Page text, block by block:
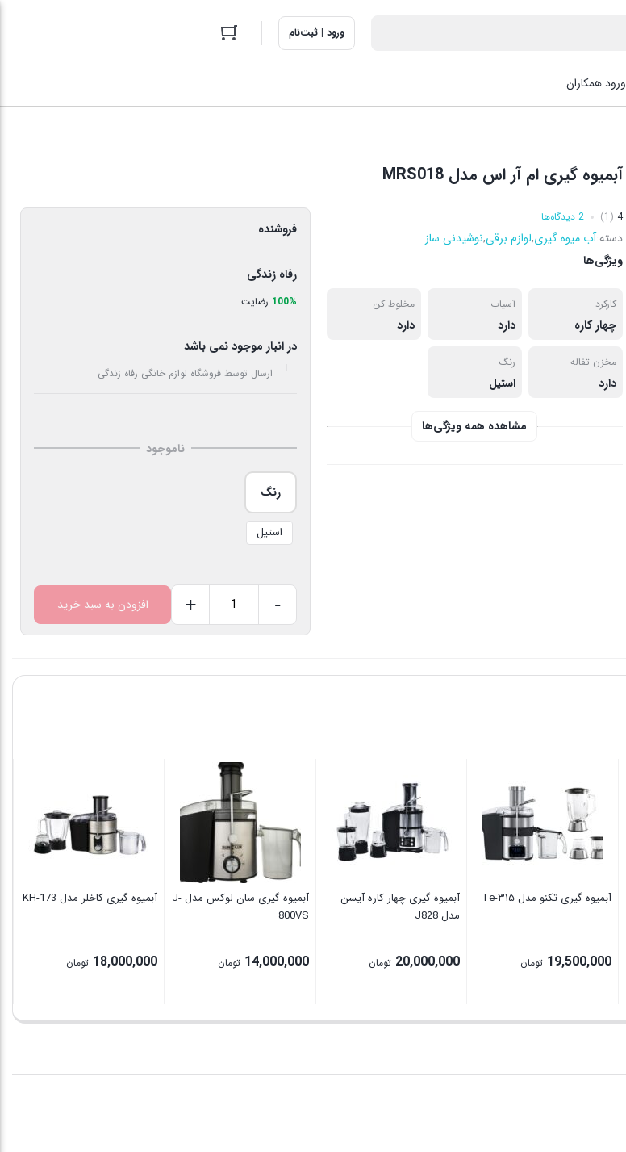
ورود | ثبت‌نام
ورود همکاران
آبمیوه گیری ام آر اس مدل MRS018
4
(1) 2 دیدگاه‌ها
دسته:آب میوه گیری,لوازم برقی,نوشیدنی ساز
ویژگی‌ها
کارکرد
چهار کاره
آسیاب
دارد
مخلوط کن
دارد
مخزن تفاله
دارد
رنگ
استیل
مشاهده همه ویژگی‌ها
فروشنده
رفاه زندگی
100% رضایت
در انبار موجود نمی باشد
ارسال توسط فروشگاه لوازم خانگی رفاه زندگی
ناموجود
رنگ
استیل
گیری
-
+ افزودن به سبد خرید
آبمیوه گیری تکنو مدل Te‑۳۱۵
19,500,000 تومان
آبمیوه گیری چهار کاره آیسن
مدل J828
20,000,000 تومان
آبمیوه گیری سان لوکس مدل J-
800VS
14,000,000 تومان
آبمیوه گیری کاخلر مدل KH-173
18,000,000 تومان